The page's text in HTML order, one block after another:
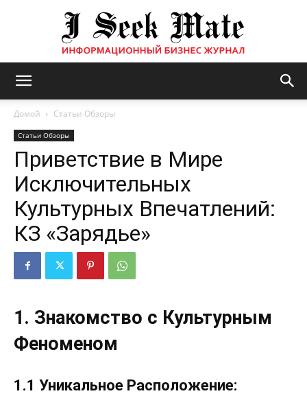
журнал
|
Домой Статьи Обзоры
Статьи Обзоры
Приветствие в Мире
Исключительных
Культурных Впечатлений:
КЗ «Зарядье»
1. Знакомство с Культурным
Феноменом
1.1 Уникальное Расположение: